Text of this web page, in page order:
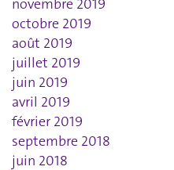
novembre 2019
octobre 2019
août 2019
juillet 2019
juin 2019
avril 2019
février 2019
septembre 2018
juin 2018